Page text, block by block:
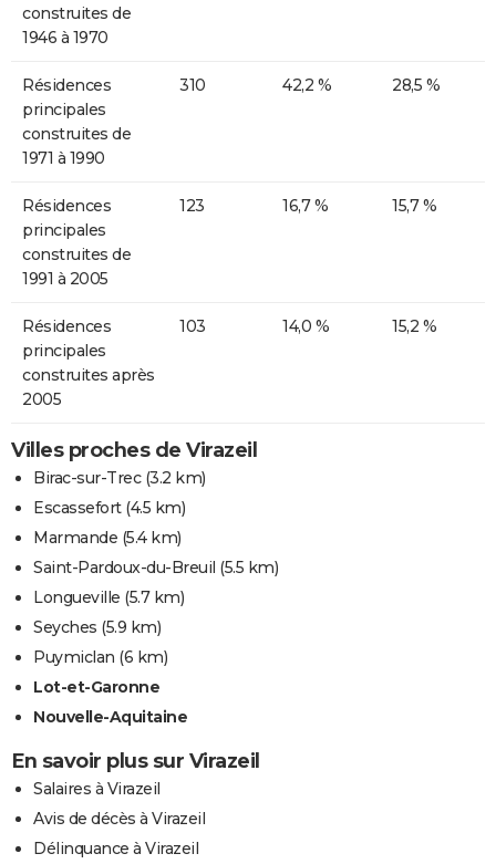
construites de
1946 à 1970
Résidences
principales
construites de
1971 à 1990
310 42,2 % 28,5 %
Résidences
principales
construites de
1991 à 2005
123 16,7 % 15,7 %
Résidences
principales
construites après
2005
103 14,0 % 15,2 %
Villes proches de Virazeil
Birac-sur-Trec(3.2 km)
Escassefort(4.5 km)
Marmande (5.4 km)
Saint-Pardoux-du-Breuil (5.5 km)
Longueville (5.7 km)
Seyches (5.9 km)
Puymiclan (6 km)
Lot-et-Garonne
Nouvelle-Aquitaine
En savoir plus sur Virazeil
Salaires à Virazeil
Avis de décès à Virazeil
Délinquance à Virazeil